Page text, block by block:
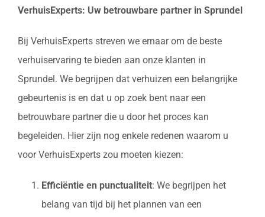
VerhuisExperts: Uw betrouwbare partner in Sprundel
Bij VerhuisExperts streven we ernaar om de beste
verhuiservaring te bieden aan onze klanten in
Sprundel. We begrijpen dat verhuizen een belangrijke
gebeurtenis is en dat u op zoek bent naar een
betrouwbare partner die u door het proces kan
begeleiden. Hier zijn nog enkele redenen waarom u
voor VerhuisExperts zou moeten kiezen:
Efficiëntie en punctualiteit: We begrijpen het
belang van tijd bij het plannen van een